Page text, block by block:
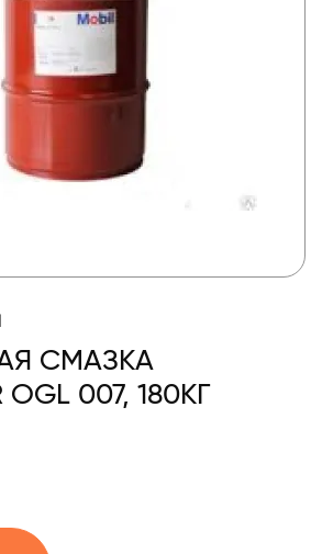
СМАЗКА
OGL 007, 180КГ